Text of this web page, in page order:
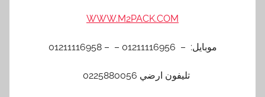
WWW.M2PACK.COM
موبايل: – 01211116956 – – 01211116958
تليفون ارضي 0225880056